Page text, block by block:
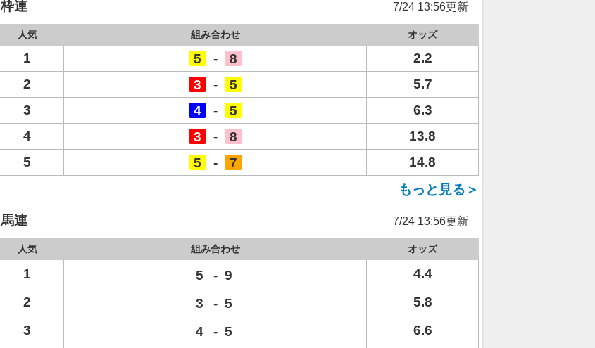
枠連 7/24 13:56更新
人気 組み合わせ オッズ
1 5 - 8
2.2
2
3 - 5
5.7
3
4 - 5
6.3
4
3 - 8
13.8
5
5 - 7
14.8
もっと見る＞
馬連 7/24 13:56更新
人気 組み合わせ オッズ
1 5 - 9
4.4
2
3 - 5
5.8
3
4 - 5
6.6